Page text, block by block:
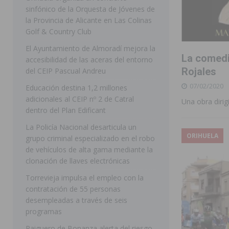
[ 07/08/2026 ]
Rojales clausura con éxito las Fiestas
[ 06/08/2026 ]
Redován presenta la programación
Arcángel
REDOVÁN
[ 06/08/2026 ]
El PSOE denuncia una nueva prórroga
[ 07/08/2026 ] FEGADO 2026 cierra con un balance
DOLORES
[ 07/08/2026 ] Orihuela cumple los objetivos de
ORIHUELA
[ 07/08/2026 ]
Orihuela organiza un concierto
Golf & Country Club
La
Rojales
07/02/2020
Una obra
ORIHUELA
sinfónico de la Orquesta de Jóvenes de
la Provincia de Alicante en Las Colinas
Golf & Country Club
El Ayuntamiento de Almoradí mejora la
accesibilidad de las aceras del entorno
del CEIP Pascual Andreu
Educación destina 1,2 millones
adicionales al CEIP nº 2 de Catral
dentro del Plan Edificant
La Policía Nacional desarticula un
grupo criminal especializado en el robo
de vehículos de alta gama mediante la
clonación de llaves electrónicas
Torrevieja impulsa el empleo con la
contratación de 55 personas
desempleadas a través de seis
programas